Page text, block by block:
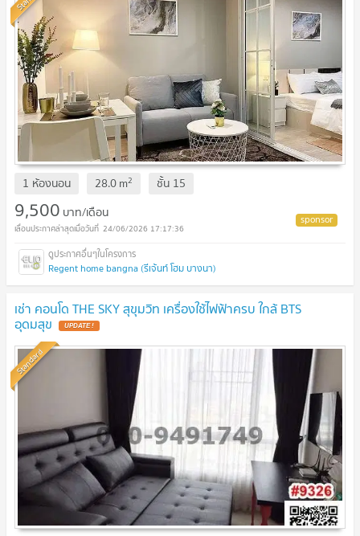
1 ห้องนอน 28.0m2 ชั้น 15
9,500 บาท/เดือน
24/06/2026 17:17:36
Regent home bangna (รีเจ้นท์ โฮม บางนา)
เช่า คอนโด THE SKY สุขุมวิท เครื่องใช้ไฟฟ้าครบ ใกล้ BTS
อุดมสุข UPDATE !
Standard